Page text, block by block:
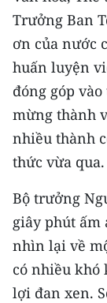
Trưởng Ban
ơn của nước
huấn luyện
đóng góp
mừng thành
nhiều thành
thức vừa qua.
Bộ trưởng
giây phút ấm
nhìn lại về
có nhiều khó
lợi đan xen.